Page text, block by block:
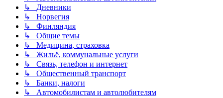
↳ Дневники
↳ Норвегия
↳ Финляндия
↳ Общие темы
↳ Медицина, страховка
↳ Жильё, коммунальные услуги
↳ Связь, телефон и интернет
↳ Общественный транспорт
↳ Банки, налоги
↳ Автомобилистам и автолюбителям